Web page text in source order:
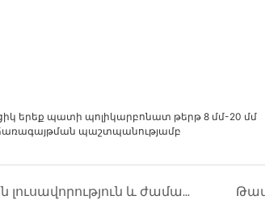
երեք պատի պոլիկարբոնատ թերթ 8 մմ-20 մմ
ճառագայթման պաշտպանությամբ
Բնական լուսավորություն և ժամանակակից դիզայնի միաձուլում. պոլիկարբոնատային խոռոչ թերթիկ ռեստորանի ճակատ